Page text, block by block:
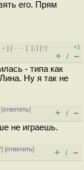
его. Прям
] [ · · ·][↓] [↑]
+1
+ / –
- типа как
Ну я так не
[ответить]
+ / –
не играешь.
] [ответить]
+ / –